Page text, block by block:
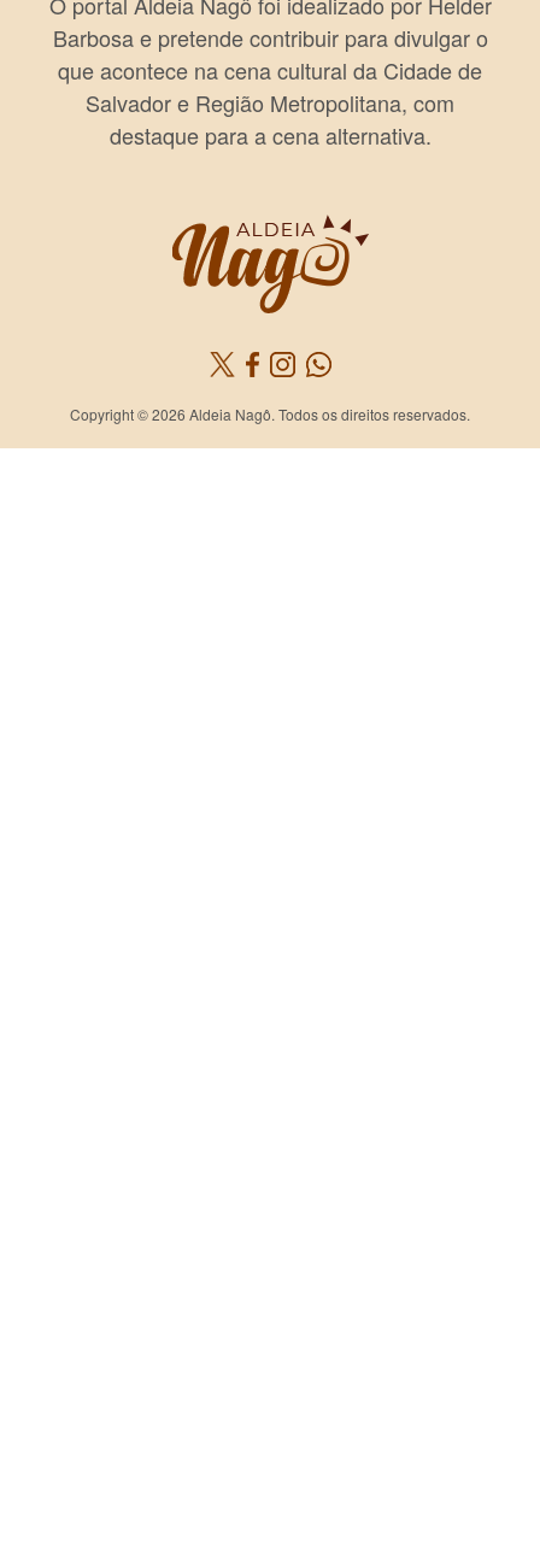
Barbosa e pretende contribuir para divulgar o
que acontece na cena cultural da Cidade de
Salvador e Região Metropolitana, com
destaque para a cena alternativa.
Copyright © 2026 Aldeia Nagô. Todos os direitos reservados.